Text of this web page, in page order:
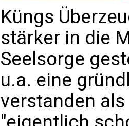
Küngs
stärker in die
Seelsorge
u.a. eine
verstanden